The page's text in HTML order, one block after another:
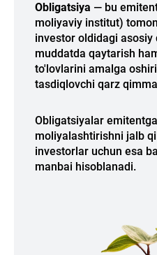
Obligatsiya — bu
moliyaviy institut)
investor oldidagi asosiy
muddatda qaytarish
to'lovlarini amalga
tasdiqlovchi qarz
Obligatsiyalar
moliyalashtirishni jalb
investorlar uchun esa
manbai hisoblanadi.